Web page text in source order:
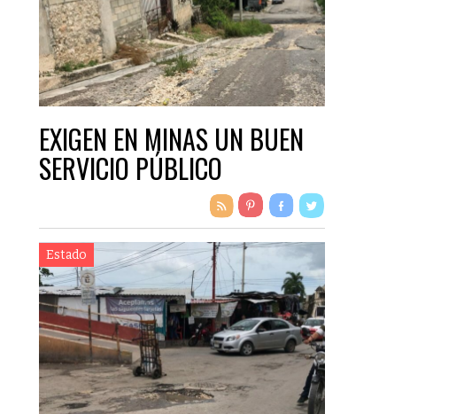
EXIGEN EN MINAS UN BUEN
SERVICIO PÚBLICO
Estado